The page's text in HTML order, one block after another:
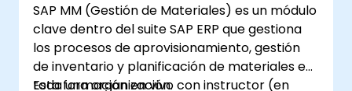
SAP MM (Gestión de Materiales) es un módulo
clave dentro del suite SAP ERP que gestiona
los procesos de aprovisionamiento, gestión
de inventario y planificación de materiales en
toda una organización.
Esta formación en vivo con instructor (en